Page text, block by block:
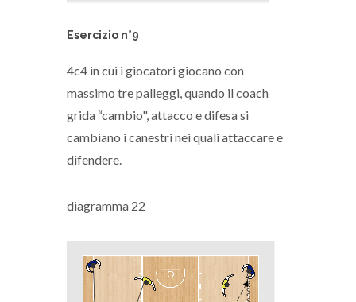
Esercizio n°9
4c4 in cui i giocatori giocano con
massimo tre palleggi, quando il coach
grida “cambio", attacco e difesa si
cambiano i canestri nei quali attaccare e
difendere.
diagramma 22